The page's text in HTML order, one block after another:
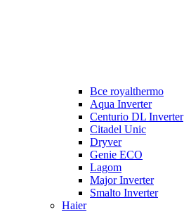
Все royalthermo
Aqua Inverter
Centurio DL Inverter
Citadel Unic
Dryver
Genie ECO
Lagom
Major Inverter
Smalto Inverter
Haier